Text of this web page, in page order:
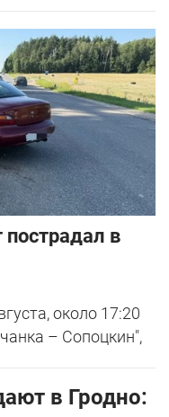
в
около 17:20
– Сопоцкин",
в Гродно: